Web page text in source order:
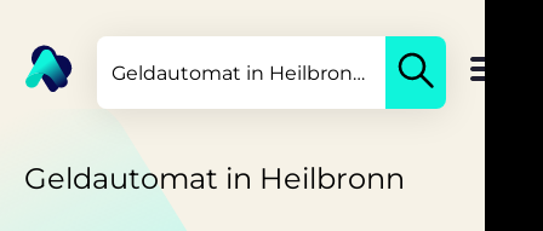
Geldautomat in Heilbronn